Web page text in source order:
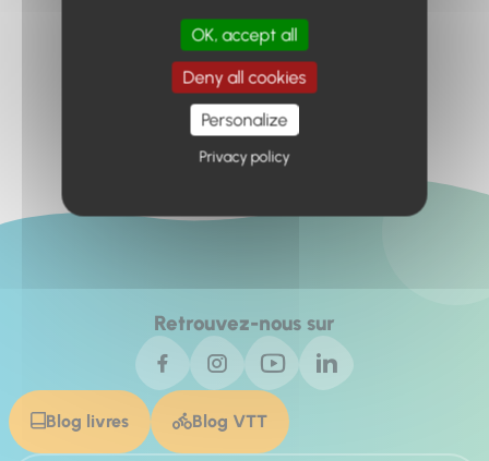
Retour à l'accueil
Retrouvez-nous sur
Blog livres Blog VTT
OK, accept all
Deny all cookies
Personalize
Privacy policy